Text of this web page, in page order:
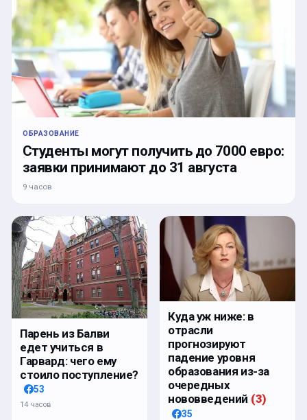
ОБРАЗОВАНИЕ
Студенты могут получить до 7000 евро:
заявки принимают до 31 августа
9 часов
Парень из Балви
едет учиться в
Гарвард: чего ему
стоило поступление?
53
14 часов
Куда уж ниже: в
отрасли
прогнозируют
падение уровня
образования из-за
очередных
нововведений (3)
35